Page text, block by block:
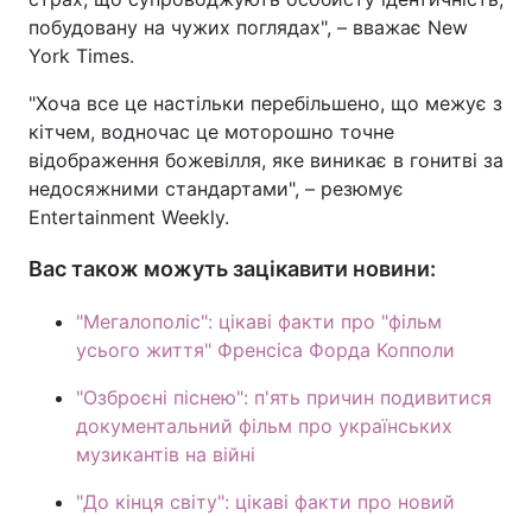
побудовану на чужих поглядах", – вважає New
York Times.
"Хоча все це настільки перебільшено, що межує з
кітчем, водночас це моторошно точне
відображення божевілля, яке виникає в гонитві за
недосяжними стандартами", – резюмує
Entertainment Weekly.
Вас також можуть зацікавити новини:
"Мегалополіс": цікаві факти про "фільм
усього життя" Френсіса Форда Копполи
"Озброєні піснею": п'ять причин подивитися
документальний фільм про українських
музикантів на війні
"До кінця світу": цікаві факти про новий